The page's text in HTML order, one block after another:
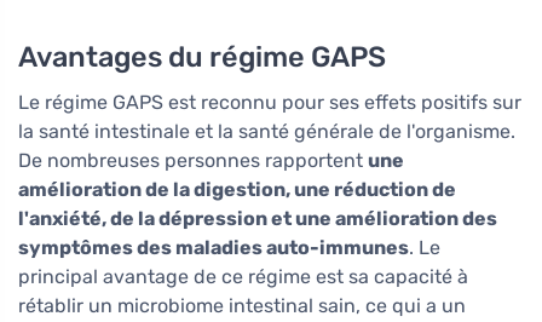
Avantages du régime GAPS
Le régime GAPS est reconnu pour ses effets positifs sur
la santé intestinale et la santé générale de l'organisme.
De nombreuses personnes rapportent une
amélioration de la digestion, une réduction de
l'anxiété, de la dépression et une amélioration des
symptômes des maladies auto-immunes. Le
principal avantage de ce régime est sa capacité à
rétablir un microbiome intestinal sain, ce qui a un